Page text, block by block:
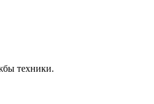
техники.